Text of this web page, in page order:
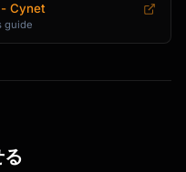
Cynet
guide